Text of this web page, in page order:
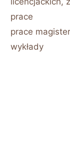
prace
prace
wykłady